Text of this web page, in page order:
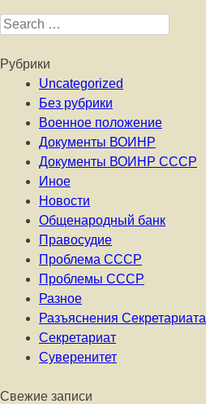
Search for:
Рубрики
Uncategorized
Без рубрики
Военное положение
Документы ВОИНР
Документы ВОИНР СССР
Иное
Новости
Общенародный банк
Правосудие
Проблема СССР
Проблемы СССР
Разное
Разъяснения Секретариата
Секретариат
Суверенитет
Свежие записи